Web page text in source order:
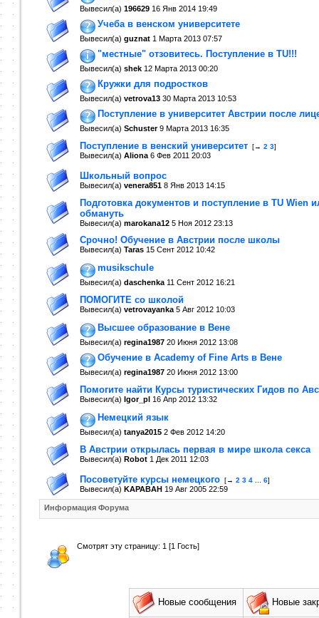
Вывесил(a) 19662916 Янв 2014 19:49
Учеба в венском университете
Вывесил(a) guznat1 Марта 2013 07:57
"местные" отзовитесь. Поступление в TU!!!
Вывесил(a) shek12 Марта 2013 00:20
Кружки для подростков
Вывесил(a) vetrova1330 Марта 2013 10:53
Поступление в университет Австрии после
Вывесил(a) Schuster9 Марта 2013 16:35
Поступление в венский университет [→ 2 3]
Вывесил(a) Aliona6 Фев 2011 20:03
Школьный вопрос
Вывесил(a) venera8518 Янв 2013 14:15
Подготовка документов и поступление в TU Wien
обмануть
Вывесил(a) marokana125 Ноя 2012 23:13
Срочно! Обучение в Австрии после школы
Вывесил(a) Taras15 Сент 2012 10:42
musikschule
Вывесил(a) daschenka11 Сент 2012 16:21
ПОМОГИТЕ со школой
Вывесил(a) vetrovayanka5 Авг 2012 10:03
Высшее образование в Вене
Вывесил(a) regina198720 Июня 2012 13:08
Обучение в Academy of Fine Arts в Вене
Вывесил(a) regina198720 Июня 2012 13:00
Помогите найти Курсы туристических Гидов по
Вывесил(a) Igor_pl 16 Апр 2012 13:32
Немецкий язык
Вывесил(a) tanya20152 Фев 2012 14:20
В Австрии открылась первая в мире школа секса
Вывесил(a) Robot1 Дек 2011 12:03
Посоветуйте курсы немецкого [→ 2 3 4... 6]
Вывесил(a) KAPABAH 19 Авг 2005 22:59
Информация Форума
Смотрят эту страницу: 1 [1 Гость]
Новые сообщения Новые